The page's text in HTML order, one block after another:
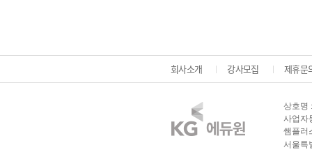
회사소개 강사모집 제휴문
상호명
사업자
쌤플러
서울특